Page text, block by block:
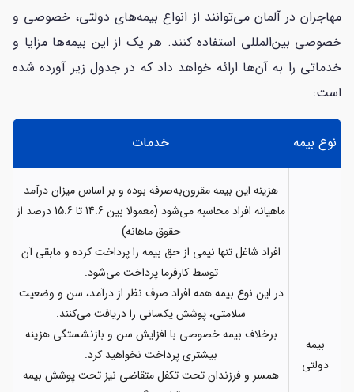
مهاجران در آلمان می‌توانند از انواع بیمه‌های دولتی، خصوصی و
خصوصی بین‌المللی استفاده کنند. هر یک از این بیمه‌ها مزایا و
خدماتی را به آن‌ها ارائه خواهد داد که در جدول زیر آورده شده
است:
نوع بیمه خدمات
بیمه
دولتی
هزینه این بیمه مقرون‌به‌‌صرفه بوده و بر اساس میزان درآمد
ماهیانه افراد محاسبه می‌شود (معمولا بین 14.6 تا 15.6 درصد از
حقوق ماهانه)
افراد شاغل تنها نیمی از حق بیمه را پرداخت کرده و مابقی آن
توسط کارفرما پرداخت می‌شود.
در این نوع بیمه همه افراد صرف نظر از درآمد، سن و وضعیت
سلامتی، پوشش یکسانی را دریافت می‌کنند.
برخلاف بیمه خصوصی با افزایش سن و بازنشستگی هزینه
بیشتری پرداخت نخواهید کرد.
همسر و فرزندان تحت تکفل متقاضی نیز تحت پوشش بیمه